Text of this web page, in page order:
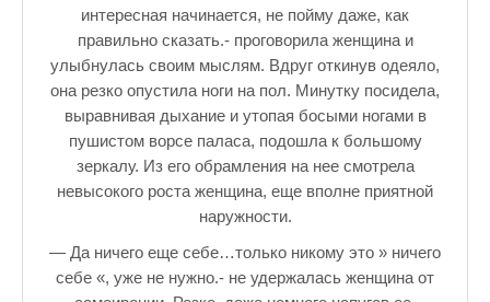
Отечество нам Царское Село.
Тренеры по настольному теннису в Пушкине
Звездное видео
Лучшие рассказы
♪♫Рассказы 4★
интересная начинается, не пойму даже, как
правильно сказать.- проговорила женщина и
улыбнулась своим мыслям. Вдруг откинув одеяло,
она резко опустила ноги на пол. Минутку посидела,
выравнивая дыхание и утопая босыми ногами в
пушистом ворсе паласа, подошла к большому
зеркалу. Из его обрамления на нее смотрела
невысокого роста женщина, еще вполне приятной
наружности.
— Да ничего еще себе…только никому это » ничего
себе «, уже не нужно.- не удержалась женщина от